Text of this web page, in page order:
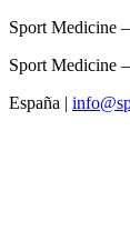
Sport Medicine
Sport Medicine
España |